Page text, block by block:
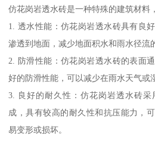
仿花岗岩透水砖是一种特殊的建筑材料
1. 透水性能：仿花岗岩透水砖具有良
渗透到地面，减少地面积水和雨水径流
2. 防滑性能：仿花岗岩透水砖的表面
好的防滑性能，可以减少在雨水天气或
3. 良好的耐久性：仿花岗岩透水砖
成，具有较高的耐久性和抗压能力，
易变形或损坏。